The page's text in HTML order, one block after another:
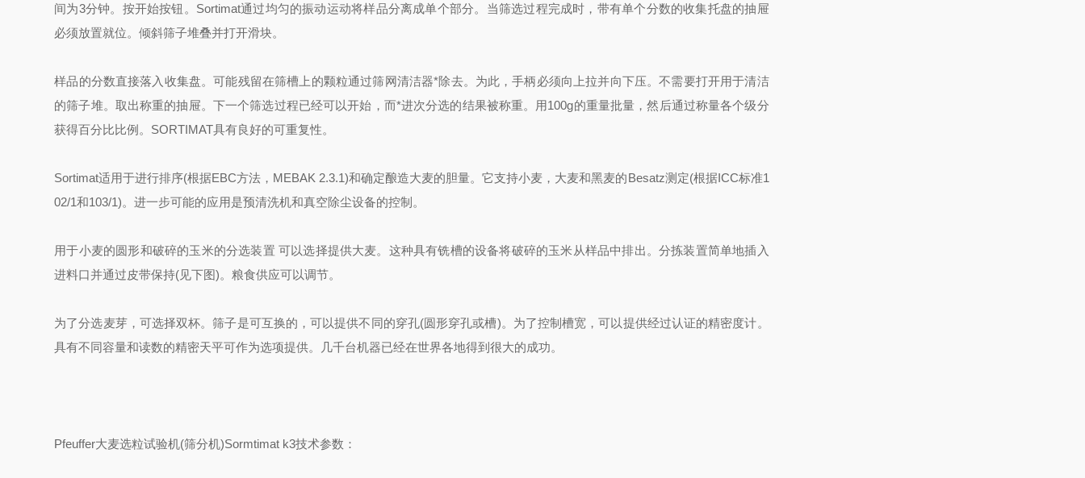
间为3分钟。按开始按钮。 Sortimat通过均匀的振动运动将样品分离成单个部分。当筛选过程完成时，带有单个分数的收集托盘的抽屉
必须放置就位。倾斜筛子堆叠并打开滑块。
样品的分数直接落入收集盘。可能残留在筛槽上的颗粒通过筛网清洁器*除去。为此，手柄必须向上拉并向下压。不需要打开用于清洁
的筛子堆。取出称重的抽屉。下一个筛选过程已经可以开始，而*进次分选的结果被称重。用100g的重量批量，然后通过称量各个级分
获得百分比比例。 SORTIMAT具有良好的可重复性。
Sortimat适用于进行排序(根据EBC方法， MEBAK 2.3.1)和确定酿造大麦的胆量。它支持小麦，大麦和黑麦的Besatz测定(根据ICC标准1
02/1和103/1)。进一步可能的应用是预清洗机和真空除尘设备的控制。
用于小麦的圆形和破碎的玉米的分选装置 可以选择提供大麦。这种具有铣槽的设备将破碎的玉米从样品中排出。分拣装置简单地插入
进料口并通过皮带保持(见下图)。粮食供应可以调节。
为了分选麦芽，可选择双杯。筛子是可互换的，可以提供不同的穿孔(圆形穿孔或槽)。为了控制槽宽，可以提供经过认证的精密度计。
具有不同容量和读数的精密天平可作为选项提供。几千台机器已经在世界各地得到很大的成功。
Pfeuffer大麦选粒试验机(筛分机)Sormtimat k3技术参数：